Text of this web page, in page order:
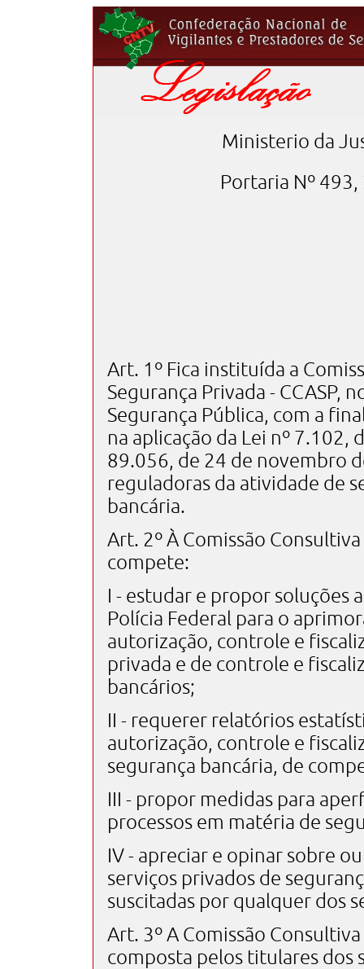
Ministerio da
Portaria Nº
Art. 1º Fica instituída a
Segurança Privada - CCASP,
Segurança Pública, com a
na aplicação da Lei nº
89.056, de 24 de novembro
reguladoras da atividade de
bancária.
Art. 2º À Comissão
compete:
I - estudar e propor soluções
Polícia Federal para o
autorização, controle e
privada e de controle e
bancários;
II - requerer relatórios
autorização, controle e
segurança bancária, de
III - propor medidas para
processos em matéria de
IV - apreciar e opinar sobre
serviços privados de
suscitadas por qualquer dos
Art. 3º A Comissão
composta pelos titulares dos